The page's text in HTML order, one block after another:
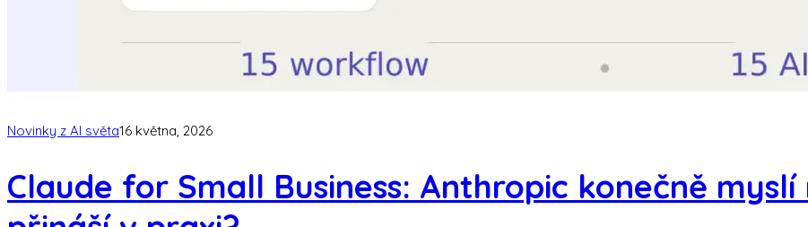
Novinky z AI světa16 května, 2026
Claude for Small Business: Anthropic konečně